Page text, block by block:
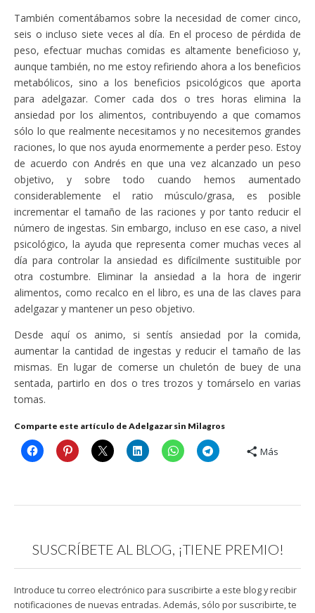
También comentábamos sobre la necesidad de comer cinco,
seis o incluso siete veces al día. En el proceso de pérdida de
peso, efectuar muchas comidas es altamente beneficioso y,
aunque también, no me estoy refiriendo ahora a los beneficios
metabólicos, sino a los beneficios psicológicos que aporta
para adelgazar. Comer cada dos o tres horas elimina la
ansiedad por los alimentos, contribuyendo a que comamos
sólo lo que realmente necesitamos y no necesitemos grandes
raciones, lo que nos ayuda enormemente a perder peso. Estoy
de acuerdo con Andrés en que una vez alcanzado un peso
objetivo, y sobre todo cuando hemos aumentado
considerablemente el ratio músculo/grasa, es posible
incrementar el tamaño de las raciones y por tanto reducir el
número de ingestas. Sin embargo, incluso en ese caso, a nivel
psicológico, la ayuda que representa comer muchas veces al
día para controlar la ansiedad es difícilmente sustituible por
otra costumbre. Eliminar la ansiedad a la hora de ingerir
alimentos, como recalco en el libro, es una de las claves para
adelgazar y mantener un peso objetivo.
Desde aquí os animo, si sentís ansiedad por la comida,
aumentar la cantidad de ingestas y reducir el tamaño de las
mismas. En lugar de comerse un chuletón de buey de una
sentada, partirlo en dos o tres trozos y tomárselo en varias
tomas.
Comparte este artículo de Adelgazar sin Milagros
Más
SUSCRÍBETE AL BLOG, ¡TIENE PREMIO!
Introduce tu correo electrónico para suscribirte a este blog y recibir
notificaciones de nuevas entradas. Además, sólo por suscribirte, te